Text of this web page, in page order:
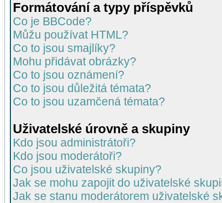
Formátování a typy příspěvků
Co je BBCode?
Můžu používat HTML?
Co to jsou smajlíky?
Mohu přidávat obrázky?
Co to jsou oznámení?
Co to jsou důležitá témata?
Co to jsou uzamčená témata?
Uživatelské úrovně a skupiny
Kdo jsou administrátoři?
Kdo jsou moderátoři?
Co jsou uživatelské skupiny?
Jak se mohu zapojit do uživatelské
Jak se stanu moderátorem uživatelské